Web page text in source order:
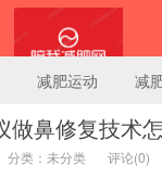
陪我减肥网
减肥运动 减
做鼻修复技术
分类：未分类 评论(0)